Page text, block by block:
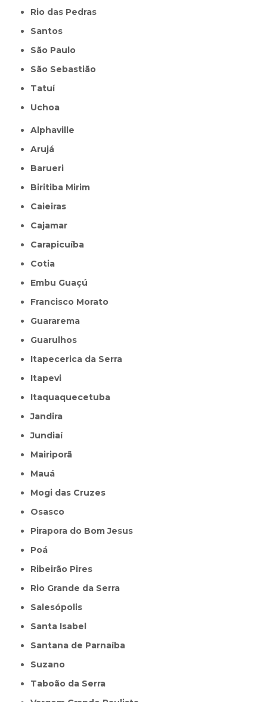
Rio das Pedras
Santos
São Paulo
São Sebastião
Tatuí
Uchoa
Alphaville
Arujá
Barueri
Biritiba Mirim
Caieiras
Cajamar
Carapicuíba
Cotia
Embu Guaçú
Francisco Morato
Guararema
Guarulhos
Itapecerica da Serra
Itapevi
Itaquaquecetuba
Jandira
Jundiaí
Mairiporã
Mauá
Mogi das Cruzes
Osasco
Pirapora do Bom Jesus
Poá
Ribeirão Pires
Rio Grande da Serra
Salesópolis
Santa Isabel
Santana de Parnaíba
Suzano
Taboão da Serra